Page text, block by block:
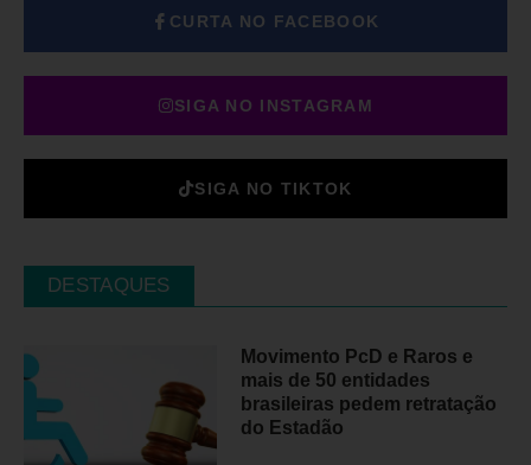
CURTA NO FACEBOOK
SIGA NO INSTAGRAM
SIGA NO TIKTOK
DESTAQUES
Movimento PcD e Raros e
mais de 50 entidades
brasileiras pedem retratação
do Estadão